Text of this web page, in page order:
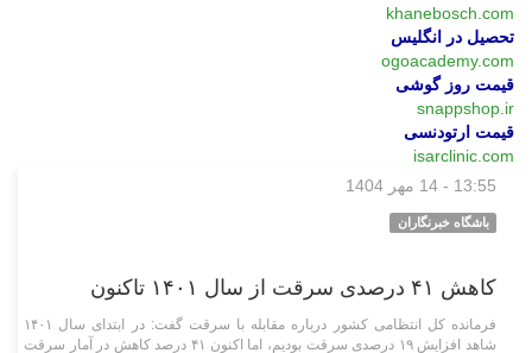
khanebosch.com
تحصیل در انگلیس
ogoacademy.com
قیمت روز گوشی
snappshop.ir
قیمت ارتودنسی
isarclinic.com
13:55 - 14 مهر 1404
باشگاه خبرنگاران
کاهش ۴۱ درصدی سرقت از سال ۱۴۰۱ تاکنون
فرمانده کل انتظامی کشور درباره مقابله با سرقت گفت: در ابتدای سال ۱۴۰۱
شاهد افزایش ۱۹ درصدی سرقت بودیم، اما اکنون ۴۱ درصد کاهش در آمار سرقت